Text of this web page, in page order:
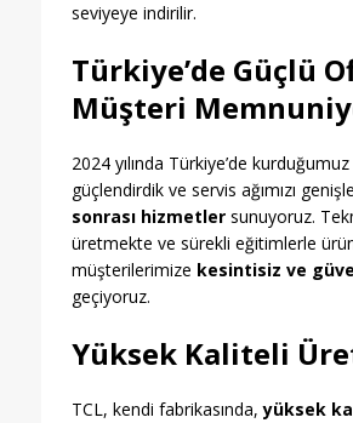
seviyeye indirilir.
Türkiye’de Güçlü
Müşteri
2024 yılında Türkiye’de
güçlendirdik ve servis ağımızı
sonrası hizmetlersunuyoruz.
üretmekte ve sürekli eğitimlerle
müşterilerimize kesintisiz ve
geçiyoruz.
Yüksek Kaliteli
TCL, kendi fabrikasında,yüksek